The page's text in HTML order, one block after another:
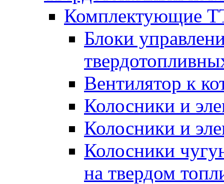
Комплектующие
Блоки
Вентилятор к
Колосники и
Колосники и
Колосники
на твердом